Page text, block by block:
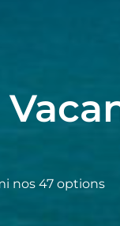
nos 47 options